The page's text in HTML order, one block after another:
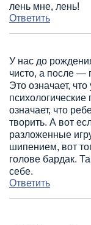
лень мне, лень!
Ответить
У нас до
чисто, а после —
Это означает,
означает, что
творить. А вот
разложенные
шипением, вот
голове бардак.
себе.
Ответить